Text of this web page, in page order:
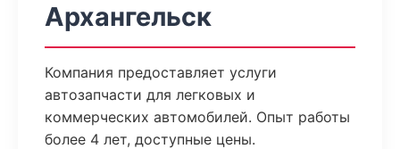
Архангельск
Компания предоставляет услуги
автозапчасти для легковых и
коммерческих автомобилей. Опыт работы
более 4 лет, доступные цены.